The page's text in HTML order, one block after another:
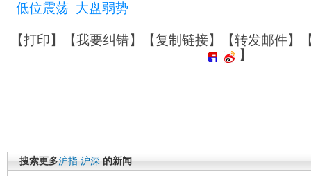
低位震荡 大盘弱势
【打印】【我要纠错】【复制链接】【转发邮件】
】
搜索更多沪指 沪深 的新闻